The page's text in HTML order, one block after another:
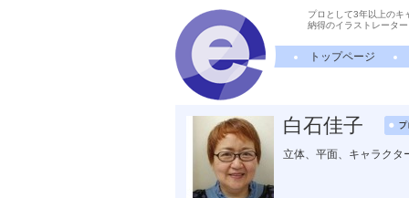
プロとして3年以上のキ
納得のイラストレータ
トップページ
白石佳子
立体、平面、キャラクタ